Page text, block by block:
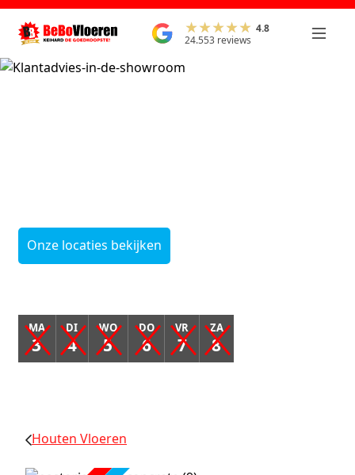
4.8
24.553 reviews
Onze locaties bekijken
MA
3
DI
4
WO
5
DO
6
VR
7
ZA
8
Houten Vloeren